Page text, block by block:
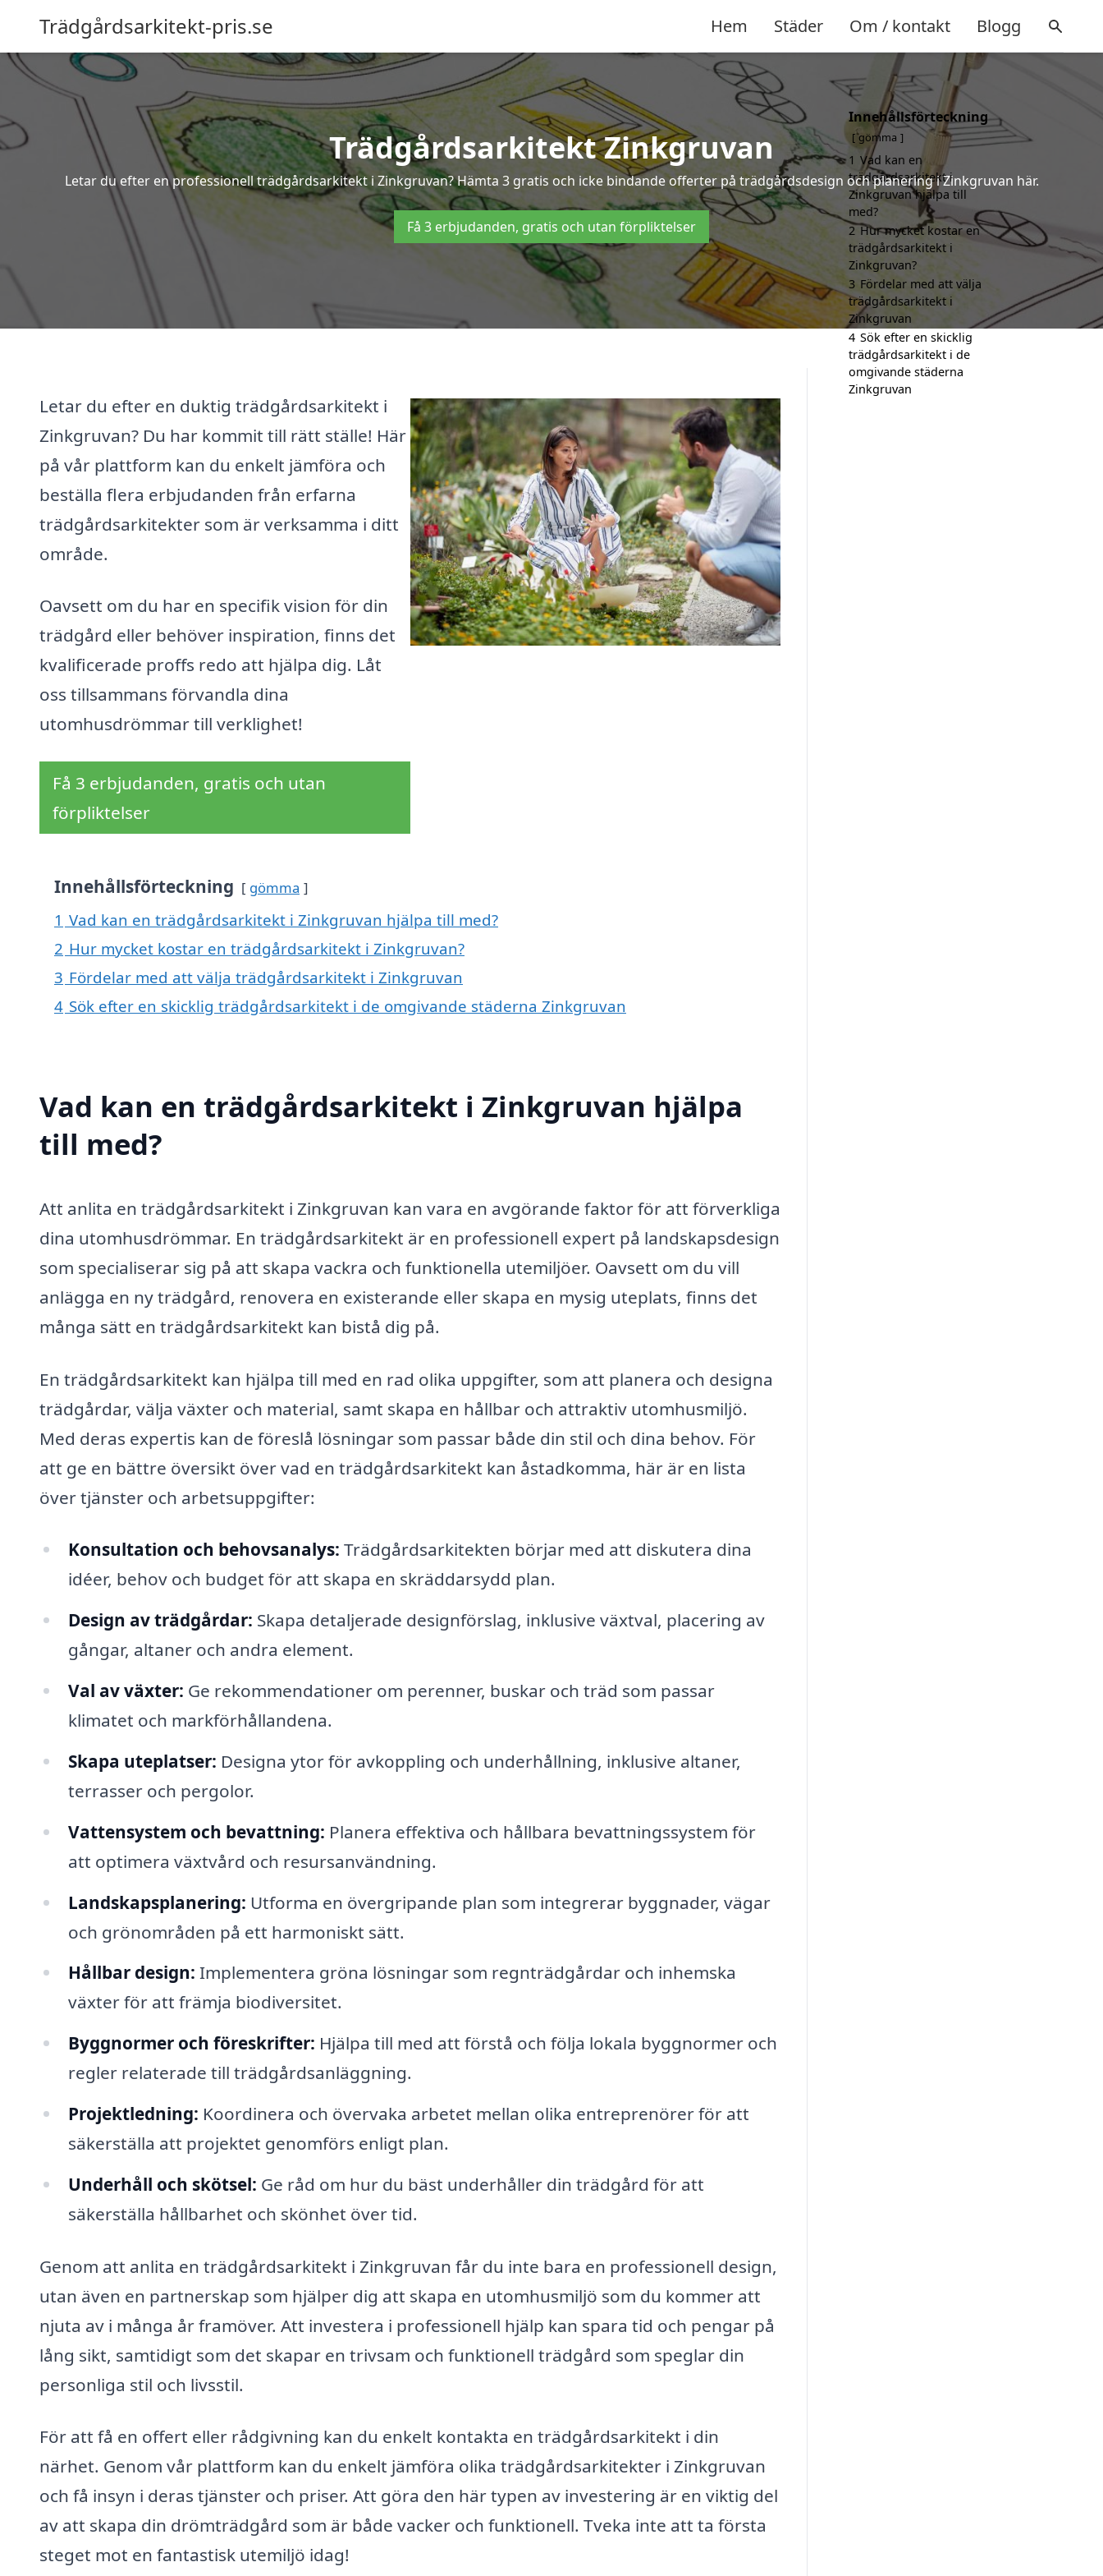
Trädgårdsarkitekt-pris.se Hem Städer Om / kontakt Blogg
Trädgårdsarkitekt Zinkgruvan
Letar du efter en professionell trädgårdsarkitekt i Zinkgruvan? Hämta 3 gratis och icke bindande offerter på trädgårdsdesign och planering i Zinkgruvan här.
Få 3 erbjudanden, gratis och utan förpliktelser
Letar du efter en duktig trädgårdsarkitekt i
Zinkgruvan? Du har kommit till rätt ställe! Här
på vår plattform kan du enkelt jämföra och
beställa flera erbjudanden från erfarna
trädgårdsarkitekter som är verksamma i ditt
område.
Oavsett om du har en specifik vision för din
trädgård eller behöver inspiration, finns det
kvalificerade proffs redo att hjälpa dig. Låt
oss tillsammans förvandla dina
utomhusdrömmar till verklighet!
Få 3 erbjudanden, gratis och utan
förpliktelser
Innehållsförteckning gömma
1 Vad kan en trädgårdsarkitekt i Zinkgruvan hjälpa till med?
2 Hur mycket kostar en trädgårdsarkitekt i Zinkgruvan?
3 Fördelar med att välja trädgårdsarkitekt i Zinkgruvan
4 Sök efter en skicklig trädgårdsarkitekt i de omgivande städerna Zinkgruvan
Vad kan en trädgårdsarkitekt i Zinkgruvan hjälpa
till med?
Att anlita en trädgårdsarkitekt i Zinkgruvan kan vara en avgörande faktor för att förverkliga
dina utomhusdrömmar. En trädgårdsarkitekt är en professionell expert på landskapsdesign
som specialiserar sig på att skapa vackra och funktionella utemiljöer. Oavsett om du vill
anlägga en ny trädgård, renovera en existerande eller skapa en mysig uteplats, finns det
många sätt en trädgårdsarkitekt kan bistå dig på.
En trädgårdsarkitekt kan hjälpa till med en rad olika uppgifter, som att planera och designa
trädgårdar, välja växter och material, samt skapa en hållbar och attraktiv utomhusmiljö.
Med deras expertis kan de föreslå lösningar som passar både din stil och dina behov. För
att ge en bättre översikt över vad en trädgårdsarkitekt kan åstadkomma, här är en lista
över tjänster och arbetsuppgifter:
Konsultation och behovsanalys: Trädgårdsarkitekten börjar med att diskutera dina
idéer, behov och budget för att skapa en skräddarsydd plan.
Design av trädgårdar: Skapa detaljerade designförslag, inklusive växtval, placering av
gångar, altaner och andra element.
Val av växter: Ge rekommendationer om perenner, buskar och träd som passar
klimatet och markförhållandena.
Skapa uteplatser: Designa ytor för avkoppling och underhållning, inklusive altaner,
terrasser och pergolor.
Vattensystem och bevattning: Planera effektiva och hållbara bevattningssystem för
att optimera växtvård och resursanvändning.
Landskapsplanering: Utforma en övergripande plan som integrerar byggnader, vägar
och grönområden på ett harmoniskt sätt.
Hållbar design: Implementera gröna lösningar som regnträdgårdar och inhemska
växter för att främja biodiversitet.
Byggnormer och föreskrifter: Hjälpa till med att förstå och följa lokala byggnormer och
regler relaterade till trädgårdsanläggning.
Projektledning: Koordinera och övervaka arbetet mellan olika entreprenörer för att
säkerställa att projektet genomförs enligt plan.
Underhåll och skötsel: Ge råd om hur du bäst underhåller din trädgård för att
säkerställa hållbarhet och skönhet över tid.
Genom att anlita en trädgårdsarkitekt i Zinkgruvan får du inte bara en professionell design,
utan även en partnerskap som hjälper dig att skapa en utomhusmiljö som du kommer att
njuta av i många år framöver. Att investera i professionell hjälp kan spara tid och pengar på
lång sikt, samtidigt som det skapar en trivsam och funktionell trädgård som speglar din
personliga stil och livsstil.
För att få en offert eller rådgivning kan du enkelt kontakta en trädgårdsarkitekt i din
närhet. Genom vår plattform kan du enkelt jämföra olika trädgårdsarkitekter i Zinkgruvan
och få insyn i deras tjänster och priser. Att göra den här typen av investering är en viktig del
av att skapa din drömträdgård som är både vacker och funktionell. Tveka inte att ta första
steget mot en fantastisk utemiljö idag!
Innehållsförteckning
gömma
1 Vad kan en
trädgårdsarkitekt i
Zinkgruvan hjälpa till
med?
2 Hur mycket kostar en
trädgårdsarkitekt i
Zinkgruvan?
3 Fördelar med att välja
trädgårdsarkitekt i
Zinkgruvan
4 Sök efter en skicklig
trädgårdsarkitekt i de
omgivande städerna
Zinkgruvan